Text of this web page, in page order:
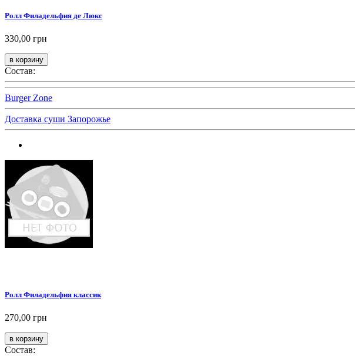
Ролл Филадельфия де Люкс
330,00 грн
Состав:
Burger Zone
Доставка суши Запорожье
Ролл Филадельфия классик
270,00 грн
Состав: